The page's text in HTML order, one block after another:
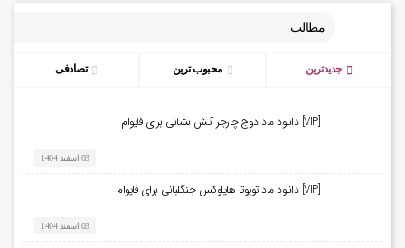
مطالب
جدیدترین محبوب ترین تصادفی
[VIP] دانلود ماد دوج چارجر آتش نشانی برای فایوام
03 اسفند 1404
[VIP] دانلود ماد تویوتا هایلوکس جنگلبانی برای فایوام
03 اسفند 1404